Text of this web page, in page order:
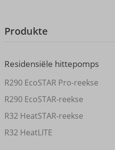
Produkte
Residensiële hittepomps
R290 EcoSTAR Pro-reekse
R290 EcoSTAR-reekse
R32 HeatSTAR-reekse
R32 HeatLITE